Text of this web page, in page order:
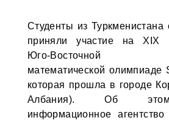
Студенты из
приняли участие на XIX
Юго-Восточной
математической олимпиаде
которая прошла в городе
Албания). Об
информационное